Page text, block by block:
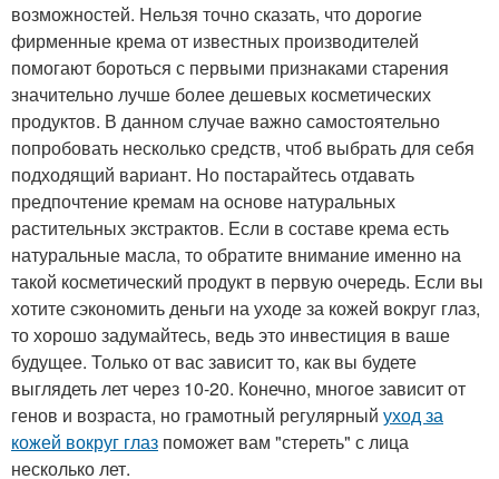
возможностей. Нельзя точно сказать, что дорогие
фирменные крема от известных производителей
помогают бороться с первыми признаками старения
значительно лучше более дешевых косметических
продуктов. В данном случае важно самостоятельно
попробовать несколько средств, чтоб выбрать для себя
подходящий вариант. Но постарайтесь отдавать
предпочтение кремам на основе натуральных
растительных экстрактов. Если в составе крема есть
натуральные масла, то обратите внимание именно на
такой косметический продукт в первую очередь. Если вы
хотите сэкономить деньги на уходе за кожей вокруг глаз,
то хорошо задумайтесь, ведь это инвестиция в ваше
будущее. Только от вас зависит то, как вы будете
выглядеть лет через 10-20. Конечно, многое зависит от
генов и возраста, но грамотный регулярный уход за
кожей вокруг глаз поможет вам "стереть" с лица
несколько лет.